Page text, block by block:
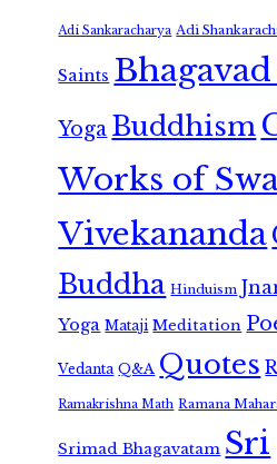
Adi Sankaracharya Adi
Saints
Yoga Buddhism
Works of
Vivekananda
Buddha Hinduism
Yoga Mataji Meditation
Vedanta Q&A Quotes
Ramakrishna Math Ramana
Srimad Bhagavatam Sri